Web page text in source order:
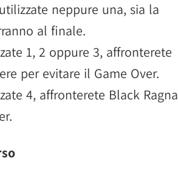
neppure una, sia la
al finale.
1, 2 oppure 3, affronterete
per evitare il Game Over.
4, affronterete Black Ragna